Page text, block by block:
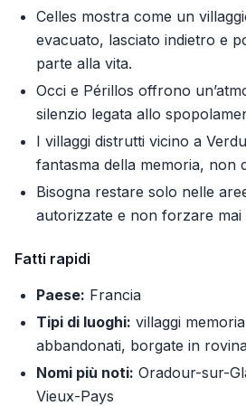
Celles mostra come un
evacuato, lasciato indietro e
parte alla vita.
Occi e Périllos offrono
silenzio legata allo
I villaggi distrutti vicino a
fantasma della memoria, non
Bisogna restare solo nelle
autorizzate e non forzare mai
Fatti rapidi
Paese: Francia
Tipi di luoghi: villaggi
abbandonati, borgate in
Nomi più noti: Oradour-sur-
Vieux-Pays